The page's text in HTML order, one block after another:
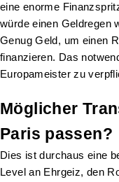
eine enorme
würde einen Geldregen
Genug Geld, um einen
finanzieren. Das
Europameister zu
Möglicher
Paris passen?
Dies ist durchaus eine
Level an Ehrgeiz, den